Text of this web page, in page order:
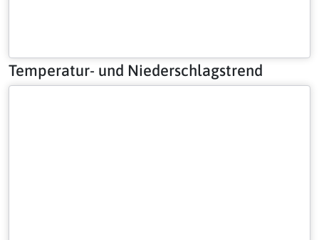
Temperatur- und Niederschlagstrend